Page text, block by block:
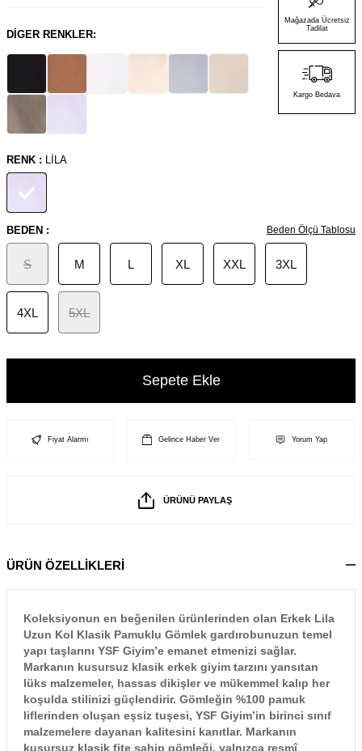
DIGER RENKLER:
Mağazada Ücretsiz
Tadilat
Kargo Bedava
RENK : LILA
BEDEN : Beden Ölçü Tablosu
S M L XL XXL 3XL
4XL 5XL
Sepete Ekle
Fiyat Alarmı Gelince Haber Ver Yorum Yap
ÜRÜNÜ PAYLAŞ
ÜRÜN ÖZELLİKLERİ
Koleksiyonun en beğenilen ürünlerinden olan Erkek Lila
Uzun Kol Klasik Pamuklu Gömlek gardırobunuzun temel
yapı taşlarını YSF Giyim’e emanet etmenizi sağlar.
Markanın kusursuz klasik erkek giyim tarzını yansıtan
lüks malzemeler, hassas dikişler ve mükemmel kalıp her
koşulda stilinizi güçlendirir. Gömleğin %100 pamuk
liflerinden oluşan eşsiz tuşesi, YSF Giyim’in birinci sınıf
malzemelere dayanan kalitesini kanıtlar. Markanın
kusursuz klasik fite sahip gömleği, yalnızca resmî